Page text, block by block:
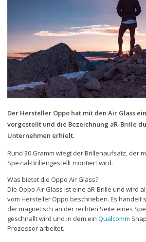
o2
Smartphonetarife
Prepaid-Tarife
Datentarife
Flatrate-Prepaidtarife
Mobilfunk-Vergleichsrechner
Mobilfunk-Tarifrechner
Der Hersteller Oppo hat mit den Air Glass
vorgestellt und die Bezeichnung aR-Brille
Unternehmen erhielt.
Rund 30 Gramm wiegt der Brillenaufsatz, der
Spezial-Brillengestellt montiert wird.
Was bietet die Oppo Air Glass?
Die Oppo Air Glass ist eine aR-Brille und wird
vom Hersteller Oppo beschrieben. Es handelt
der magnetisch an der rechten Seite eines
geschnallt wird und in dem ein Qualcomm
Prozessor arbeitet.